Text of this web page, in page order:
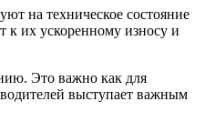
на техническое состояние
к их ускоренному износу и
Это важно как для
выступает важным